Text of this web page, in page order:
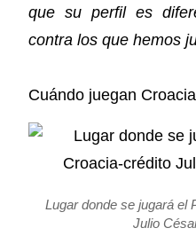
que su perfil es
contra los que hemos
Cuándo juegan
Lugar donde se jugará el
Julio